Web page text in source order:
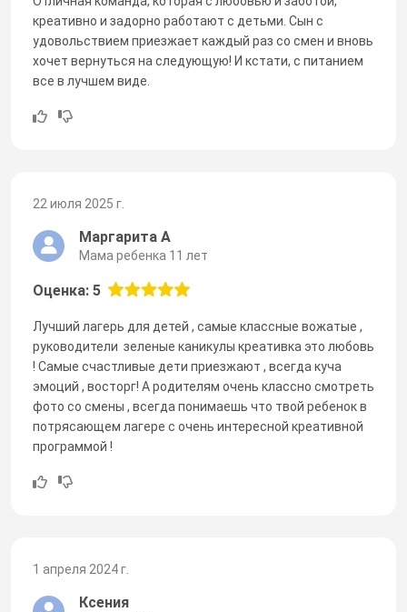
креативно и задорно работают с детьми. Сын с
удовольствием приезжает каждый раз со смен и вновь
хочет вернуться на следующую! И кстати, с питанием
все в лучшем виде.
22 июля 2025 г.
Маргарита А
Мама ребенка 11 лет
Оценка: 5
Лучший лагерь для детей , самые классные вожатые ,
руководители зеленые каникулы креативка это любовь
! Самые счастливые дети приезжают , всегда куча
эмоций , восторг! А родителям очень классно смотреть
фото со смены , всегда понимаешь что твой ребенок в
потрясающем лагере с очень интересной креативной
программой !
1 апреля 2024 г.
Ксения